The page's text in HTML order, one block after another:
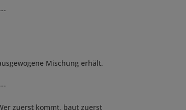
Mischung erhält.
zuerst kommt, baut zuerst